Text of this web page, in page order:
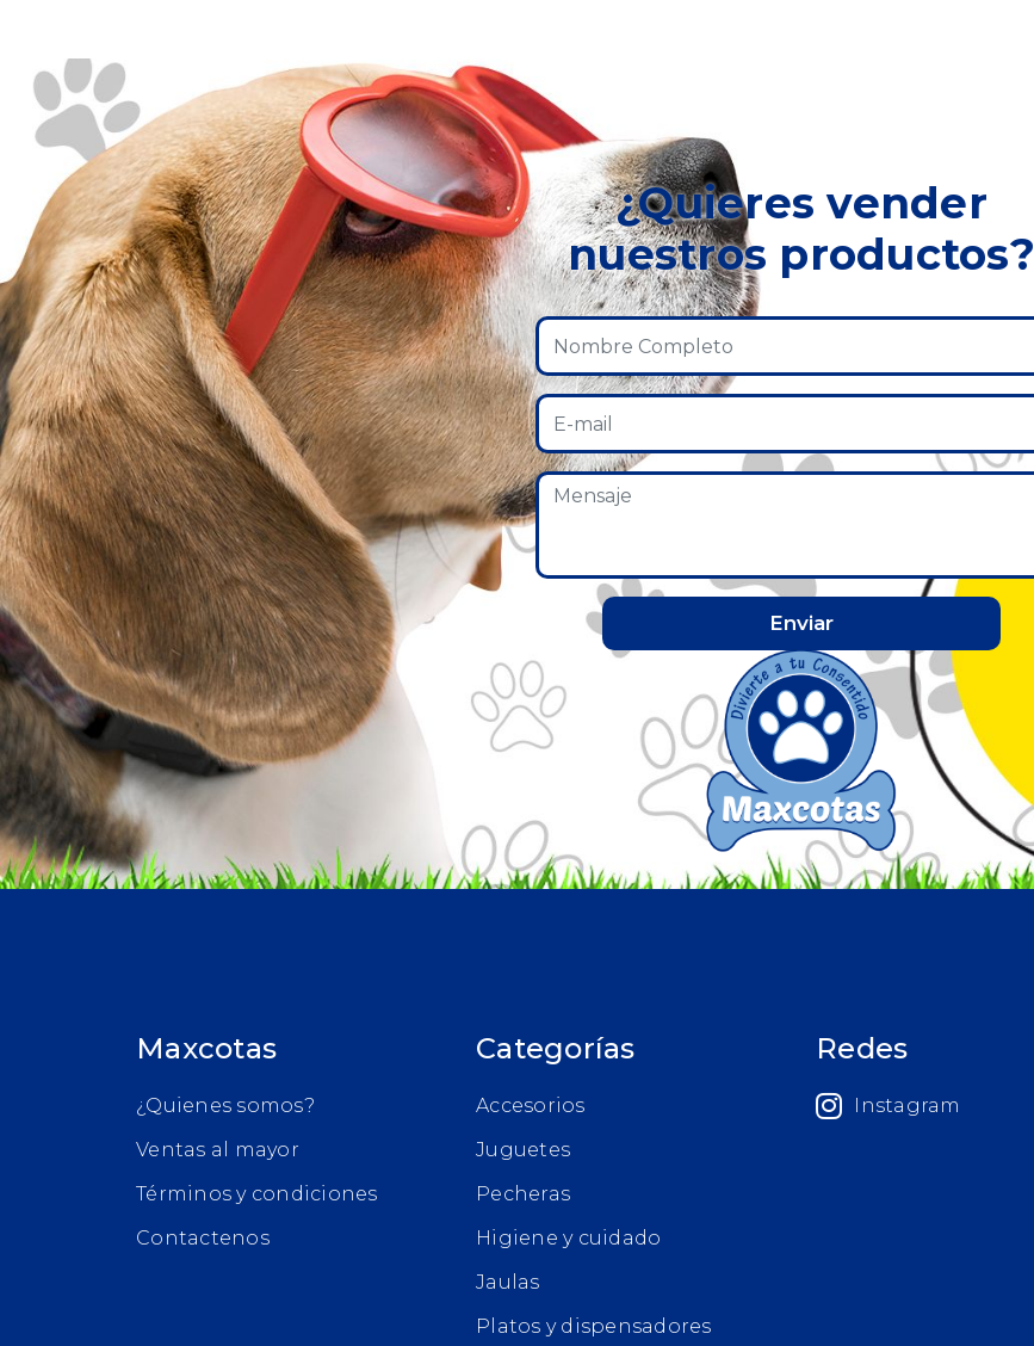
¿Quieres vender
nuestros productos?
Enviar
Maxcotas
¿Quienes somos?
Ventas al mayor
Términos y condiciones
Contactenos
Categorías
Accesorios
Juguetes
Pecheras
Higiene y cuidado
Jaulas
Platos y dispensadores
Redes
Instagram